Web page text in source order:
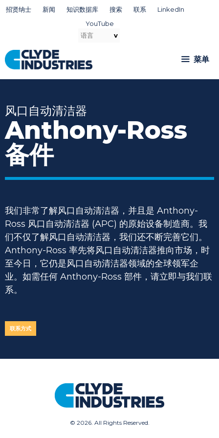
跳招贤纳士 新闻 知识数据库 搜索 联系
LinkedIn
YouTube
菜单
风口自动清洁器
Anthony-Ross
备件
我们非常了解风口自动清洁器，并且是 Anthony-
Ross 风口自动清洁器 (APC) 的原始设备制造商。我
们不仅了解风口自动清洁器，我们还不断完善它们。
Anthony-Ross 率先将风口自动清洁器推向市场，时
至今日，它仍是风口自动清洁器领域的全球领军企
业。如需任何 Anthony-Ross 部件，请立即与我们联
系。
联系方式
© 2026. All Rights Reserved.